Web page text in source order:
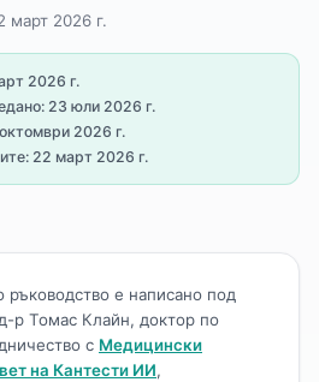
март 2026 г.
2026 г.
23 юли 2026 г.
2026 г.
22 март 2026 г.
ръководство е написано под
р Томас Клайн, доктор по
с Медицински
на Кантести ИИ,